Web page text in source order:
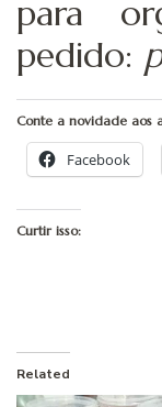
para
pedido:
Conte a novidade aos
Facebook
Curtir isso:
Related